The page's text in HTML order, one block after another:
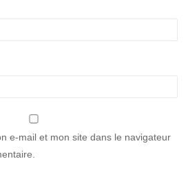
e-mail et mon site dans le navigateur